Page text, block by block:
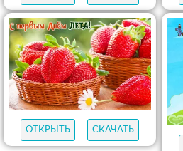
ОТКРЫТЬ
СКАЧАТЬ